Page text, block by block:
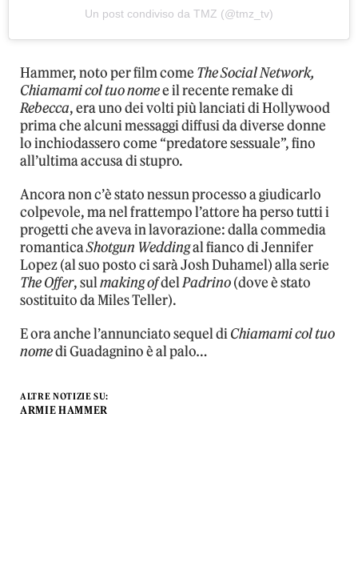
Un post condiviso da TMZ (@tmz_tv)
Hammer, noto per film come The Social Network,
Chiamami col tuo nomee il recente remake di
Rebecca, era uno dei volti più lanciati di Hollywood
prima che alcuni messaggi diffusi da diverse donne
lo inchiodassero come “predatore sessuale”, fino
all’ultima accusa di stupro.
Ancora non c’è stato nessun processo a giudicarlo
colpevole, ma nel frattempo l’attore ha perso tutti i
progetti che aveva in lavorazione: dalla commedia
romanticaShotgun Weddingal fianco di Jennifer
Lopez (al suo posto ci sarà Josh Duhamel) alla serie
The Offer, sulmaking ofdelPadrino(dove è stato
sostituito da Miles Teller).
E ora anche l’annunciato sequel diChiamami col tuo
nomedi Guadagnino è al palo…
ALTRE NOTIZIE SU:
ARMIE HAMMER